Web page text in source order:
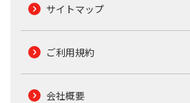
サイトマップ
ご利用規約
会社概要